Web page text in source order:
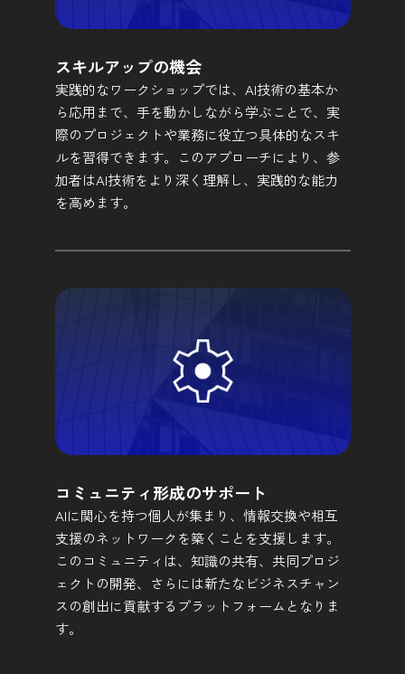
スキルアップの機会
実践的なワークショップでは、AI技術の基本か
ら応用まで、手を動かしながら学ぶことで、実
際のプロジェクトや業務に役立つ具体的なスキ
ルを習得できます。このアプローチにより、参
加者はAI技術をより深く理解し、実践的な能力
を高めます。
コミュニティ形成のサポート
AIに関心を持つ個人が集まり、情報交換や相互
支援のネットワークを築くことを支援します。
このコミュニティは、知識の共有、共同プロジ
ェクトの開発、さらには新たなビジネスチャン
スの創出に貢献するプラットフォームとなりま
す。